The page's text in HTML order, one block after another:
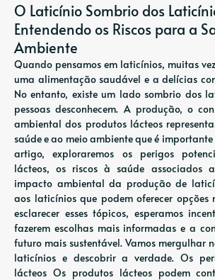
O Laticínio Sombrio dos
Entendendo os Riscos para a
Ambiente
Quando pensamos em laticínios, muitas
uma alimentação saudável e a delícias
No entanto, existe um lado sombrio dos
pessoas desconhecem. A produção, o
ambiental dos produtos lácteos
saúde e ao meio ambiente que é importante
artigo, exploraremos os perigos
lácteos, os riscos à saúde associados
impacto ambiental da produção de
aos laticínios que podem oferecer opções
esclarecer esses tópicos, esperamos
fazerem escolhas mais informadas e a
futuro mais sustentável. Vamos mergulhar
laticínios e descobrir a verdade. Os
lácteos Os produtos lácteos podem